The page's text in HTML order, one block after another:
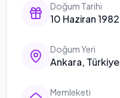
Doğum Tarihi
10 Haziran 1982
Doğum Yeri
Ankara, Türkiye
Memleketi